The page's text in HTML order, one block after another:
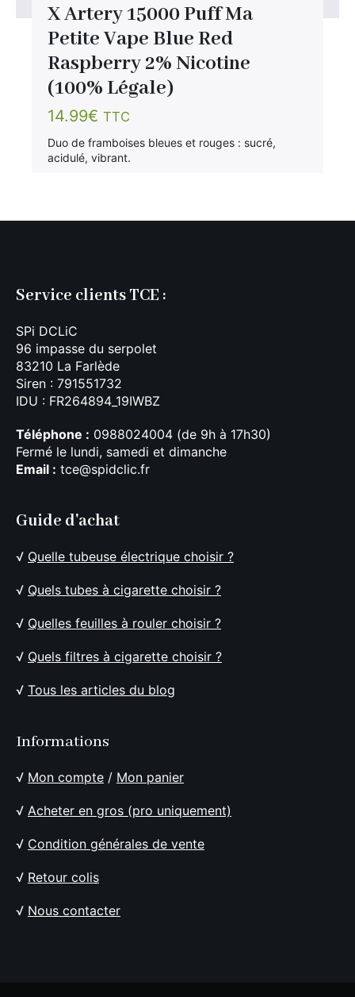
X Artery 15000 Puff Ma
Petite Vape Blue Red
Raspberry 2% Nicotine
(100% Légale)
14.99€ TTC
Duo de framboises bleues et rouges : sucré,
acidulé, vibrant.
Service clients TCE :
SPi DCLiC
96 impasse du serpolet
83210 La Farlède
Siren : 791551732
IDU : FR264894_19IWBZ
Téléphone : 0988024004 (de 9h à 17h30)
Fermé le lundi, samedi et dimanche
Email : tce@spidclic.fr
Guide d'achat
√ Quelle tubeuse électrique choisir ?
√ Quels tubes à cigarette choisir ?
√ Quelles feuilles à rouler choisir ?
√ Quels filtres à cigarette choisir ?
√ Tous les articles du blog
Informations
√ Mon compte / Mon panier
√ Acheter en gros (pro uniquement)
√ Condition générales de vente
√ Retour colis
√ Nous contacter